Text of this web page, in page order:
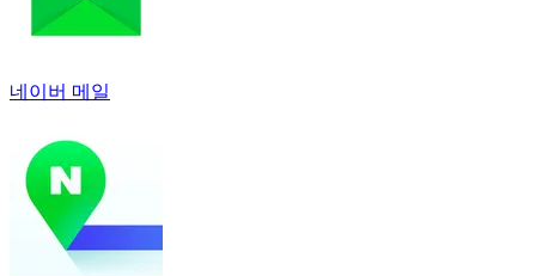
네이버 메일